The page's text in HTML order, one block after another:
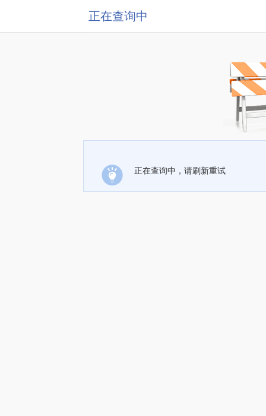
正在查询中
正在查询中，请刷新重试